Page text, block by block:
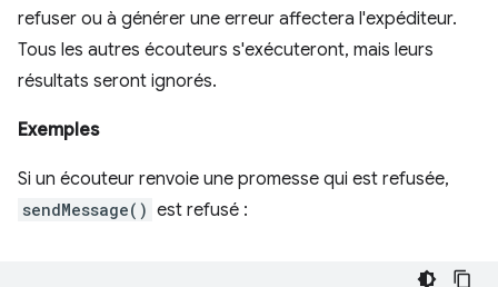
refuser ou à générer une erreur affectera l'expéditeur.
Tous les autres écouteurs s'exécuteront, mais leurs
résultats seront ignorés.
Exemples
Si un écouteur renvoie une promesse qui est refusée,
sendMessage() est refusé :